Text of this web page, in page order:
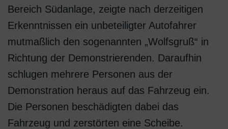
Bereich Südanlage, zeigte nach derzeitigen
Erkenntnissen ein unbeteiligter Autofahrer
mutmaßlich den sogenannten „Wolfsgruß“ in
Richtung der Demonstrierenden. Daraufhin
schlugen mehrere Personen aus der
Demonstration heraus auf das Fahrzeug ein.
Die Personen beschädigten dabei das
Fahrzeug und zerstörten eine Scheibe.